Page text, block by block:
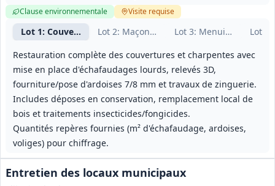
Lot 1: Couverture / charpente / zinguerie
Lot 2: Maçonnerie et pierre de taille
Lot 3: Menuiseries,Lot
Restauration complète des couvertures et charpentes avec
mise en place d'échafaudages lourds, relevés 3D,
fourniture/pose d'ardoises 7/8 mm et travaux de zinguerie.
Includes déposes en conservation, remplacement local de
bois et traitements insecticides/fongicides.
Quantités repères fournies (m² d'échafaudage, ardoises,
voliges) pour chiffrage.
Clause environnementale Visite requise
Entretien des locaux municipaux